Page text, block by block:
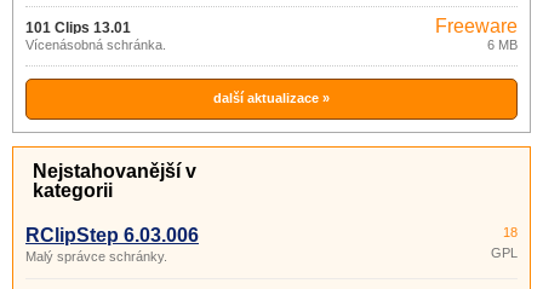
101 Clips 13.01
Vícenásobná schránka.
Freeware
6 MB
další aktualizace »
Nejstahovanější v
kategorii
RClipStep 6.03.006
Malý správce schránky.
18
GPL